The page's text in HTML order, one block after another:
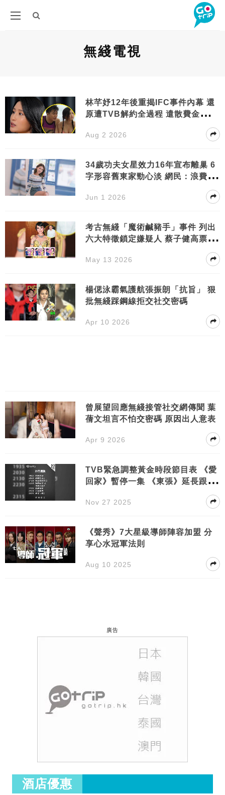
無綫電視
林芊妤12年後重揭IFC事件內幕 還
原遭TVB解約全過程 遣散費金額曝
Aug 2 2026
34歲功夫女星效力16年宣布離巢 6
字形容舊東家勁心淡 網民：浪費咗
Jun 1 2026
考古無綫「魔術鹹豬手」事件 列出
六大特徵鎖定嫌疑人 蔡子健高票當
May 13 2026
楊偲泳霸氣護航張振朗「抗旨」 狠
批無綫踩鋼線拒交社交密碼
Apr 10 2026
曾展望回應無綫接管社交網傳聞 葉
蒨文坦言不怕交密碼 原因出人意表
Apr 9 2026
TVB緊急調整黃金時段節目表 《愛
回家》暫停一集 《東張》延長跟進
Nov 27 2025
《聲秀》7大星級導師陣容加盟 分
享心水冠軍法則
Aug 10 2025
廣告
酒店優惠